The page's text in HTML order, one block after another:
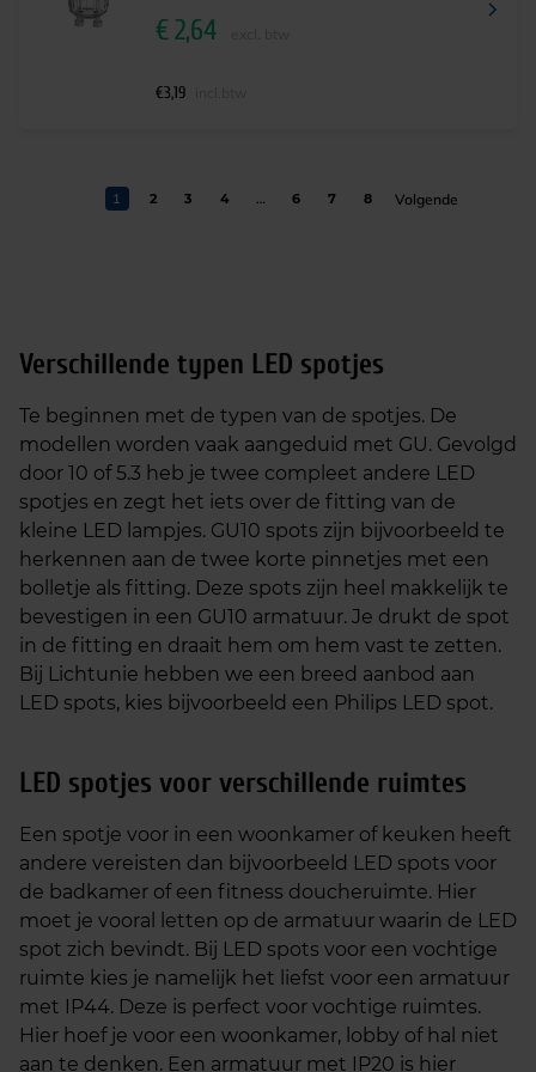
€2,64
€3,19
1 2 3 4 … 6 7 8
Verschillende typen LED spotjes
Te beginnen met de typen van de spotjes. De
modellen worden vaak aangeduid met GU. Gevolgd
door 10 of 5.3 heb je twee compleet andere LED
spotjes en zegt het iets over de fitting van de
kleine LED lampjes. GU10 spots zijn bijvoorbeeld te
herkennen aan de twee korte pinnetjes met een
bolletje als fitting. Deze spots zijn heel makkelijk te
bevestigen in een GU10 armatuur. Je drukt de spot
in de fitting en draait hem om hem vast te zetten.
Bij Lichtunie hebben we een breed aanbod aan
LED spots, kies bijvoorbeeld een Philips LED spot.
LED spotjes voor verschillende ruimtes
Een spotje voor in een woonkamer of keuken heeft
andere vereisten dan bijvoorbeeld LED spots voor
de badkamer of een fitness doucheruimte. Hier
moet je vooral letten op de armatuur waarin de LED
spot zich bevindt. Bij LED spots voor een vochtige
ruimte kies je namelijk het liefst voor een armatuur
met IP44. Deze is perfect voor vochtige ruimtes.
Hier hoef je voor een woonkamer, lobby of hal niet
aan te denken. Een armatuur met IP20 is hier